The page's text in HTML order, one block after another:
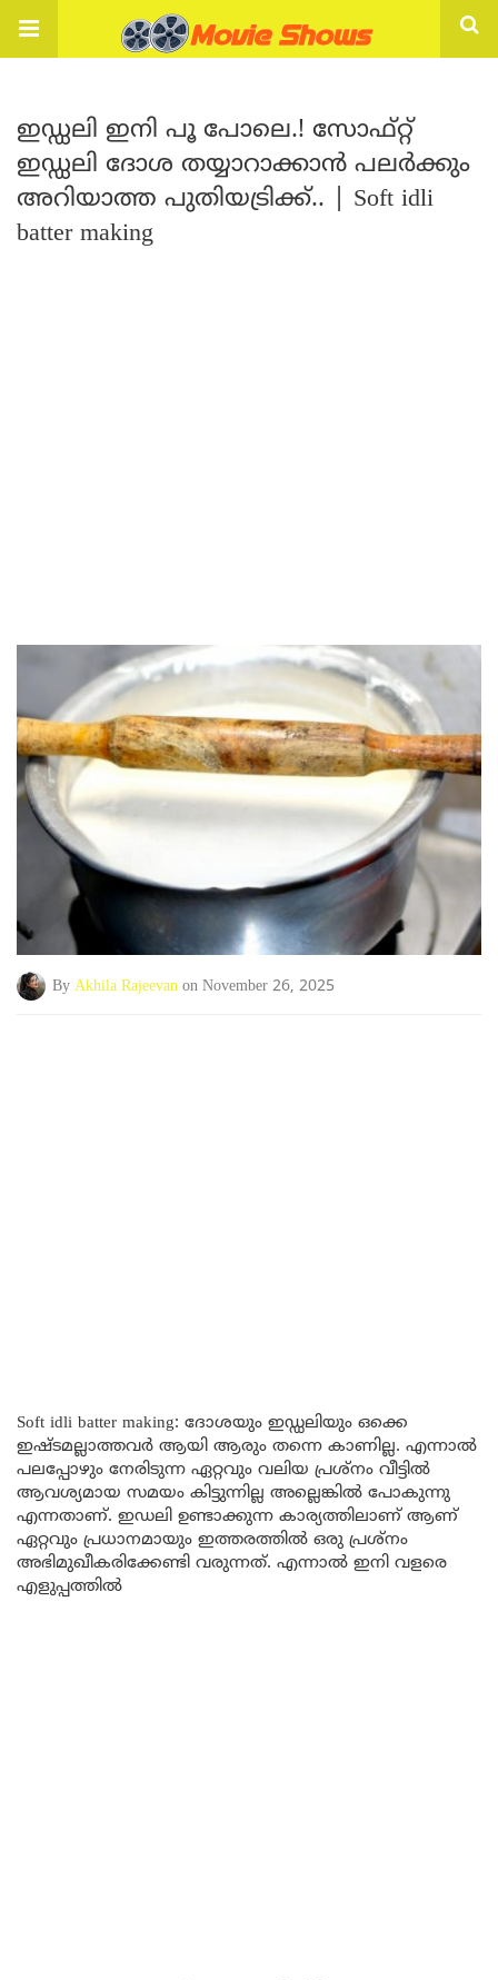
ഇഡ്ഡലി ഇനി പൂ പോലെ.! സോഫ്റ്റ്
ഇഡ്ഡലി ദോശ തയ്യാറാക്കാൻ പലർക്കും
അറിയാത്ത പുതിയട്രിക്ക്.. | Soft idli
batter making
By Akhila Rajeevan on November 26, 2025
Soft idli batter making: ദോശയും ഇഡ്ഡലിയും ഒക്കെ
ഇഷ്ടമല്ലാത്തവർ ആയി ആരും തന്നെ കാണില്ല. എന്നാൽ
പലപ്പോഴും നേരിടുന്ന ഏറ്റവും വലിയ പ്രശ്നം വീട്ടിൽ
ആവശ്യമായ സമയം കിട്ടുന്നില്ല അല്ലെങ്കിൽ പോകുന്നു
എന്നതാണ്. ഇഡലി ഉണ്ടാക്കുന്ന കാര്യത്തിലാണ് ആണ്
ഏറ്റവും പ്രധാനമായും ഇത്തരത്തിൽ ഒരു പ്രശ്നം
അഭിമുഖീകരിക്കേണ്ടി വരുന്നത്. എന്നാൽ ഇനി വളരെ
എളുപ്പത്തിൽ